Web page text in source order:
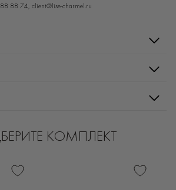
88 74, client@lise-charmel.ru
КОМПЛЕКТ